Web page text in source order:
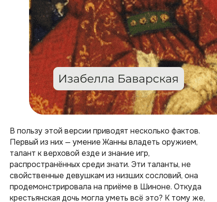
В пользу этой версии приводят несколько фактов.
Первый из них — умение Жанны владеть оружием,
талант к верховой езде и знание игр,
распространённых среди знати. Эти таланты, не
свойственные девушкам из низших сословий, она
продемонстрировала на приёме в Шиноне. Откуда
крестьянская дочь могла уметь всё это? К тому же,